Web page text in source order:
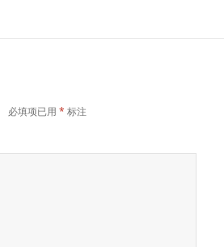
必填项已用* 标注